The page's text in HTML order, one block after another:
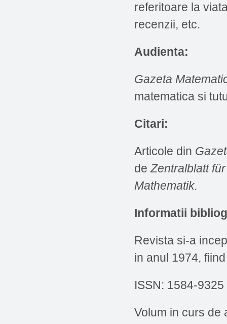
referitoare la
recenzii, etc.
Audienta:
Gazeta
matematica si
Citari:
Articole din
deZentralblatt
Mathematik.
Informatii
Revista si-a
in anul 1974,
ISSN: 1584-9325
Volum in curs de